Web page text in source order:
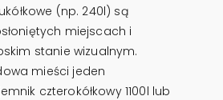
(np. 240l) są
miejscach i
stanie wizualnym.
mieści jeden
czterokółkowy 1100l lub